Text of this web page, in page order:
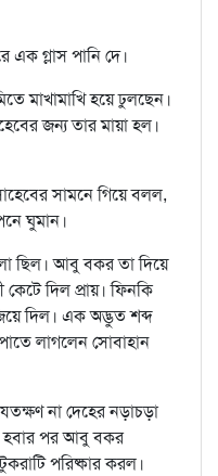
এক গ্লাস পানি দে।
মাখামাখি হয়ে ঢুলছেন।
জন্য তার মায়া হল।
সামনে গিয়ে বলল,
ঘুমান।
ছিল। আবু বকর তা দিয়ে
দিল প্রায়। ফিনকি
দিল। এক অদ্ভুত শব্দ
লাগলেন সোবাহান
না দেহের নড়াচড়া
হবার পর আবু বকর
পরিষ্কার করল।